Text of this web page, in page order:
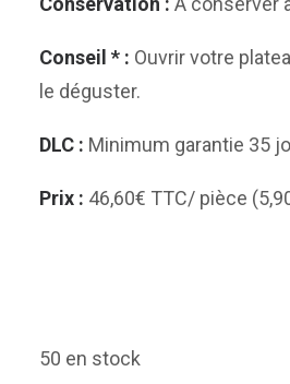
Conseil * : Ouvrir votre
le déguster.
DLC : Minimum garantie 35
Prix : 46,60€ TTC/ pièce
50 en stock